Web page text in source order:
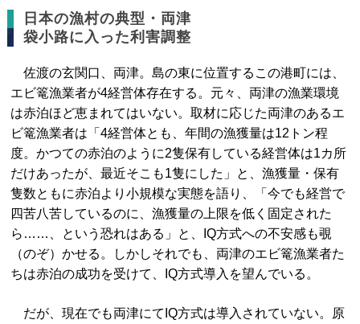
日本の漁村の典型・両津
袋小路に入った利害調整
佐渡の玄関口、両津。島の東に位置するこの港町には、
エビ篭漁業者が4経営体存在する。元々、両津の漁業環境
は赤泊ほど恵まれてはいない。取材に応じた両津のあるエ
ビ篭漁業者は「4経営体とも、年間の漁獲量は12トン程
度。かつての赤泊のように2隻保有している経営体は1カ所
だけあったが、最近そこも1隻にした」と、漁獲量・保有
隻数ともに赤泊より小規模な実態を語り、「今でも経営で
四苦八苦しているのに、漁獲量の上限を低く固定された
ら……、という恐れはある」と、IQ方式への不安感も覗
（のぞ）かせる。しかしそれでも、両津のエビ篭漁業者た
ちは赤泊の成功を受けて、IQ方式導入を望んでいる。
だが、現在でも両津にてIQ方式は導入されていない。原